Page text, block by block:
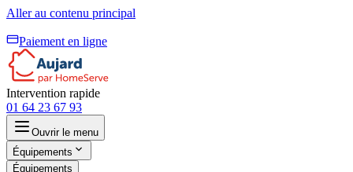
Aller au contenu principal
Paiement en ligne
Intervention rapide
01 64 23 67 93
Ouvrir le menu
Équipements
Équipements